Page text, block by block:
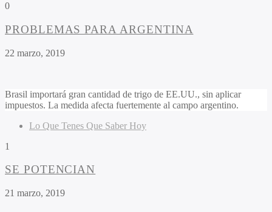
0
PROBLEMAS PARA ARGENTINA
22 marzo, 2019
Brasil importará gran cantidad de trigo de EE.UU., sin aplicar
impuestos. La medida afecta fuertemente al campo argentino.
Lo Que Tenes Que Saber Hoy
1
SE POTENCIAN
21 marzo, 2019